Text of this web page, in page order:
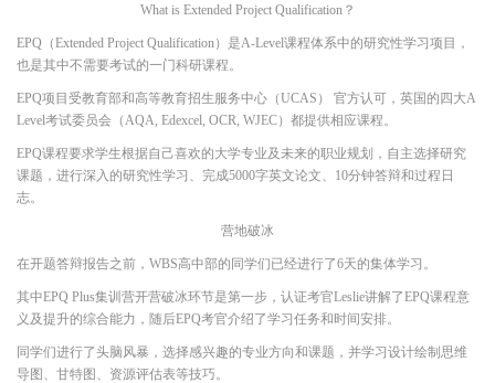
What is Extended Project Qualification？
EPQ（Extended Project Qualification）是A-Level课程体系中的研究性学习项目，
也是其中不需要考试的一门科研课程。
EPQ项目受教育部和高等教育招生服务中心（UCAS） 官方认可，英国的四大A
Level考试委员会（AQA, Edexcel, OCR, WJEC）都提供相应课程。
EPQ课程要求学生根据自己喜欢的大学专业及未来的职业规划，自主选择研究
课题，进行深入的研究性学习、完成5000字英文论文、10分钟答辩和过程日
志。
营地破冰
在开题答辩报告之前，WBS高中部的同学们已经进行了6天的集体学习。
其中EPQ Plus集训营开营破冰环节是第一步，认证考官Leslie讲解了EPQ课程意
义及提升的综合能力，随后EPQ考官介绍了学习任务和时间安排。
同学们进行了头脑风暴，选择感兴趣的专业方向和课题，并学习设计绘制思维
导图、甘特图、资源评估表等技巧。